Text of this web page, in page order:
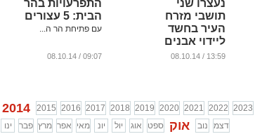
נעצרו שני
תושבי מזרח
העיר בחשד
ליידוי אבנים
לעבר הרכבת
13:59 / 08.10.14
התפרעויות בהר
הבית: 5 עצורים
עם פתיחת הר ה...
09:07 / 08.10.14
2014 2015 2016 2017 2018 2019 2020 2021 2022 2023
ינו
פבר מרץ אפר מאי יונ יול אוג ספט אוק נוב
דצמ